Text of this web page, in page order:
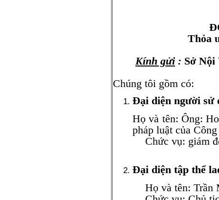
Thỏa
Kính gửi : Sở Nội
Chúng tôi gồm có:
Đại diện người sử
Họ và tên: Ông:
pháp luật của
Chức vụ: giám
Đại diện tập thể
Họ và tên: Trần